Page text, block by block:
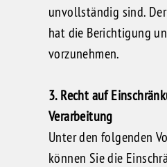
unvollständig sind.
hat die Berichtigung
vorzunehmen.
3. Recht auf
Verarbeitung
Unter den folgenden
können Sie die